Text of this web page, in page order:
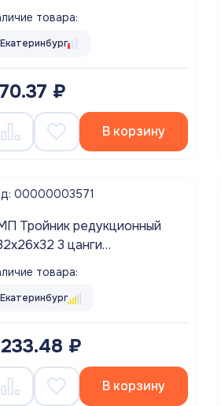
VALTEC ###
товара:
Екатеринбург
₽
В корзину
00000003571
Тройник редукционный
3 цанги
VALTEC ###
товара:
Екатеринбург
₽
В корзину